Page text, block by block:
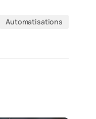
Automatisations